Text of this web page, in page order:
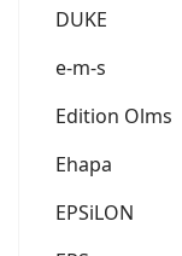
DUKE
e-m-s
Edition Olms
Ehapa
EPSiLON